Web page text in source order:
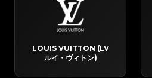
LOUIS VUITTON (LV
ルイ・ヴィトン)